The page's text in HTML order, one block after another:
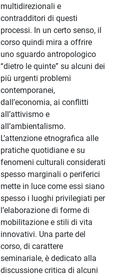
multidirezionali e
contradditori di questi
processi. In un certo senso, il
corso quindi mira a offrire
uno sguardo antropologico
“dietro le quinte” su alcuni dei
più urgenti problemi
contemporanei,
dall’economia, ai conflitti
all’attivismo e
all’ambientalismo.
L’attenzione etnografica alle
pratiche quotidiane e su
fenomeni culturali considerati
spesso marginali o periferici
mette in luce come essi siano
spesso i luoghi privilegiati per
l’elaborazione di forme di
mobilitazione e stili di vita
innovativi. Una parte del
corso, di carattere
seminariale, è dedicato alla
discussione critica di alcuni